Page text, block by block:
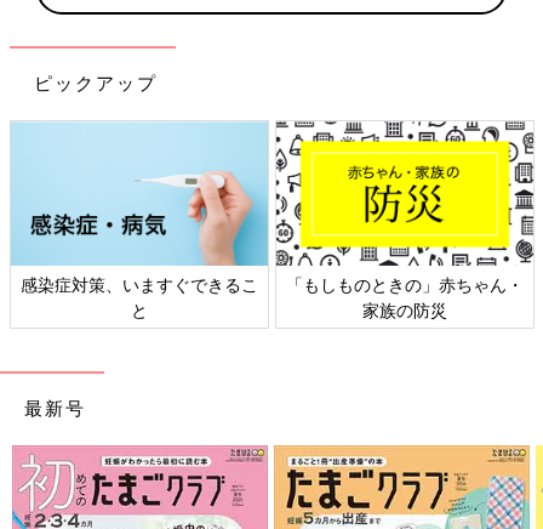
ピックアップ
感染症対策、いますぐできるこ
と
「もしものときの」赤ちゃん・
家族の防災
最新号